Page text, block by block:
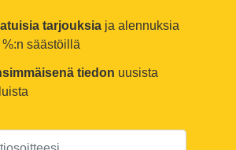
tarjouksia ja alennuksia
säästöillä
tiedon uusista